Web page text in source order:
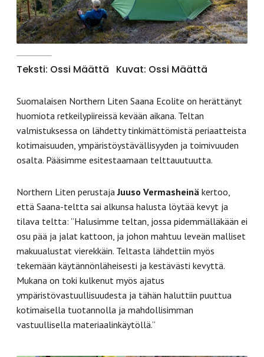
Teksti: Ossi Määttä Kuvat: Ossi Määttä
Suomalaisen Northern Liten Saana Ecolite on herättänyt
huomiota retkeilypiireissä kevään aikana. Teltan
valmistuksessa on lähdetty tinkimättömistä periaatteista
kotimaisuuden, ympäristöystävällisyyden ja toimivuuden
osalta. Pääsimme esitestaamaan telttauutuutta.
Northern Liten perustajaJuuso Vermasheinä kertoo,
että Saana-teltta sai alkunsa halusta löytää kevyt ja
tilava teltta: ”Halusimme teltan, jossa pidemmälläkään ei
osu pää ja jalat kattoon, ja johon mahtuu leveän malliset
makuualustat vierekkäin. Teltasta lähdettiin myös
tekemään käytännönläheisesti ja kestävästi kevyttä.
Mukana on toki kulkenut myös ajatus
ympäristövastuullisuudesta ja tähän haluttiin puuttua
kotimaisella tuotannolla ja mahdollisimman
vastuullisella materiaalinkäytöllä.”